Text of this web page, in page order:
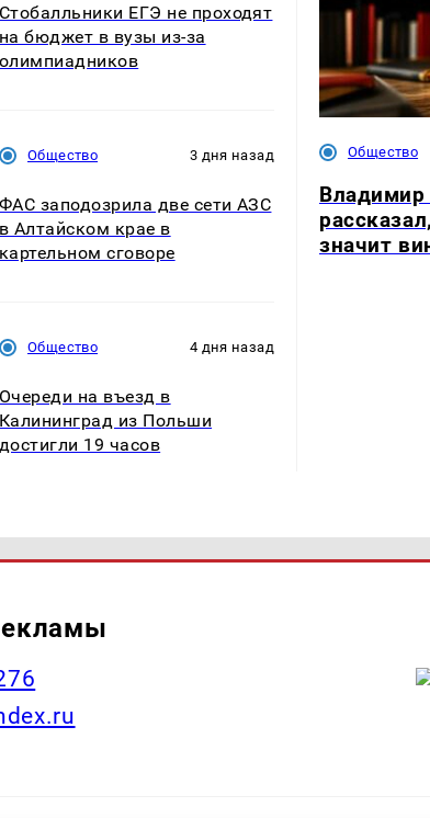
Стобалльники ЕГЭ не проходят
на бюджет в вузы из-за
олимпиадников
Общество 3 дня назад
ФАС заподозрила две сети АЗС
в Алтайском крае в
картельном сговоре
Общество 4 дня назад
Очереди на въезд в
Калининград из Польши
достигли 19 часов
Общество
Владимир
значит